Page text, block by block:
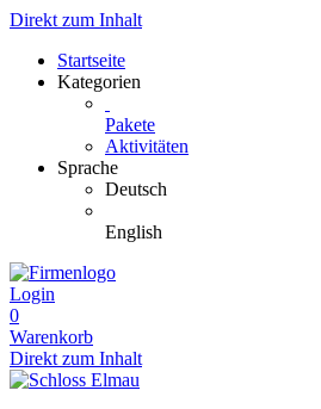
Direkt zum Inhalt
Startseite
Kategorien
Pakete
Aktivitäten
Sprache
Deutsch
English
Login
0
Warenkorb
Direkt zum Inhalt